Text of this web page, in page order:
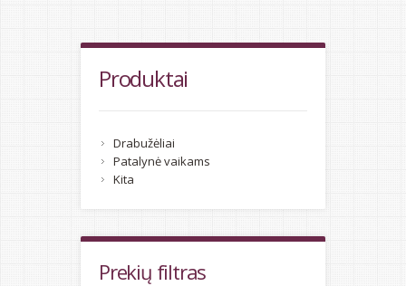
Produktai
Drabužėliai
Patalynė vaikams
Kita
Prekių filtras